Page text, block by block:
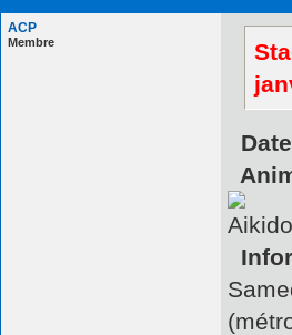
ACP
Membre